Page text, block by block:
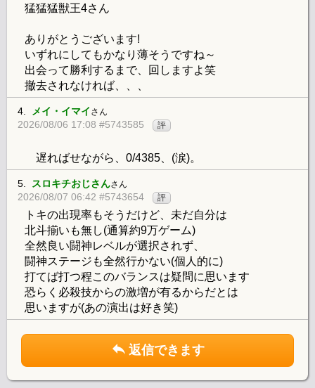
猛猛猛獣王4さん
ありがとうございます!
いずれにしてもかなり薄そうですね～
出会って勝利するまで、回しますよ笑
撤去されなければ、、、
4. メイ・イマイ さん
2026/08/06 17:08 #5743585 評
遅ればせながら、0/4385、(涙)。
5. スロキチおじさんさん
2026/08/07 06:42 #5743654 評
トキの出現率もそうだけど、未だ自分は
北斗揃いも無し(通算約9万ゲーム)
全然良い闘神レベルが選択されず、
闘神ステージも全然行かない(個人的に)
打てば打つ程このバランスは疑問に思います
恐らく必殺技からの激増が有るからだとは
思いますが(あの演出は好き笑)
返信できます